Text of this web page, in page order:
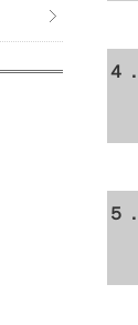
４．
５．